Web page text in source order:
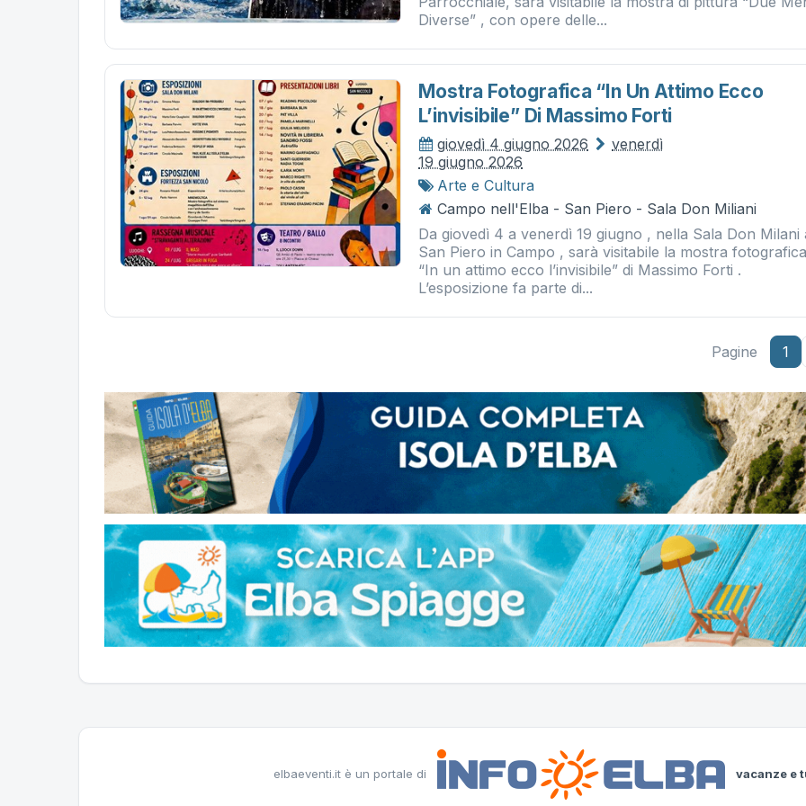
Diverse” , con opere delle...
Mostra Fotografica “in Un Attimo Ecco
L’invisibile” Di Massimo Forti
giovedì 4 giugno 2026
venerdì
19 giugno 2026
Arte e Cultura
Campo nell'Elba - San Piero - Sala Don Miliani
Da giovedì 4 a venerdì 19 giugno , nella Sala Don Milani
San Piero in Campo , sarà visitabile la mostra fotografica
“In un attimo ecco l’invisibile” di Massimo Forti .
L’esposizione fa parte di...
Pagine 1
elbaeventi.it è un portale di vacanze e